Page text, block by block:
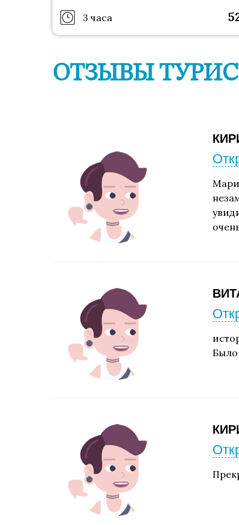
3 часа
ОТЗЫВЫ